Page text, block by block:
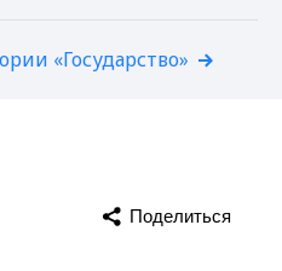
«Государство»
Поделиться